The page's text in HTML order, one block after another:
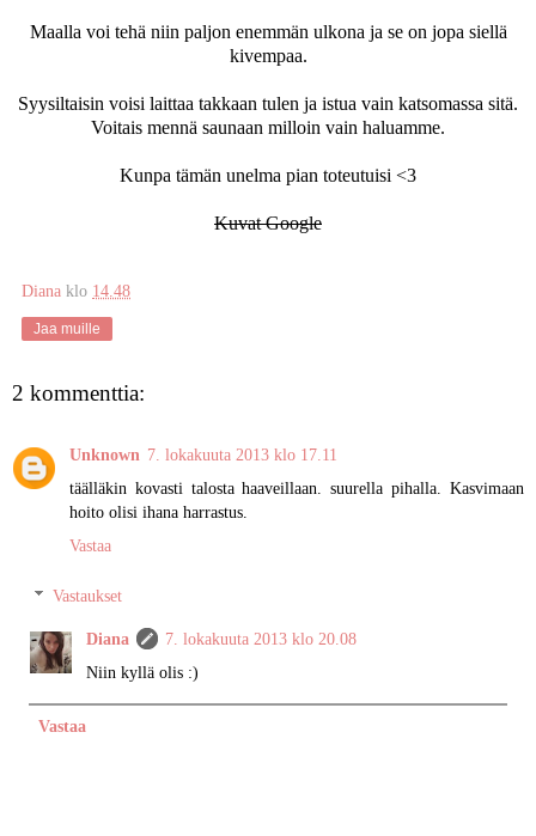
Maalla voi tehä niin paljon enemmän ulkona ja se on jopa siellä
kivempaa.
Syysiltaisin voisi laittaa takkaan tulen ja istua vain katsomassa sitä.
Voitais mennä saunaan milloin vain haluamme.
Kunpa tämän unelma pian toteutuisi <3
Kuvat Google
Diana klo 14.48
Jaa muille
2 kommenttia:
Unknown 7. lokakuuta 2013 klo 17.11
täälläkin kovasti talosta haaveillaan. suurella pihalla. Kasvimaan
hoito olisi ihana harrastus.
Vastaa
Vastaukset
Diana
7. lokakuuta 2013 klo 20.08
Niin kyllä olis :)
Vastaa